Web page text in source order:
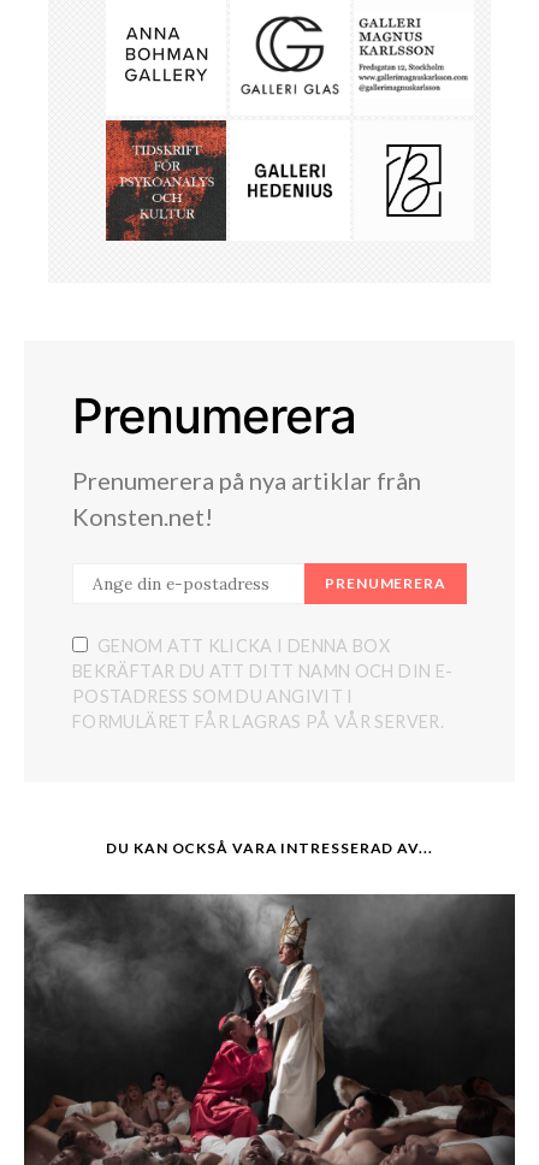
Prenumerera
Prenumerera på nya artiklar från
Konsten.net!
PRENUMERERA
GENOM ATT KLICKA I DENNA BOX
BEKRÄFTAR DU ATT DITT NAMN OCH DIN E-
POSTADRESS SOM DU ANGIVIT I
FORMULÄRET FÅR LAGRAS PÅ VÅR SERVER.
DU KAN OCKSÅ VARA INTRESSERAD AV...